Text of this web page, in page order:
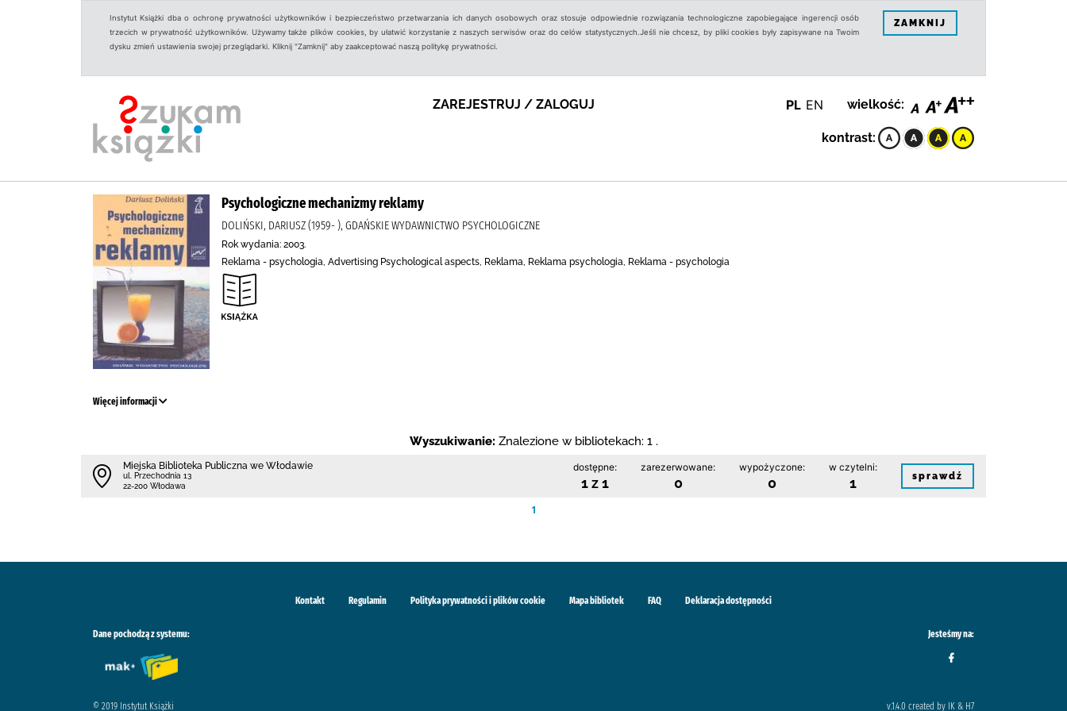
Instytut Książki dba o ochronę prywatności użytkowników i bezpieczeństwo przetwarzania ich danych osobowych oraz stosuje odpowiednie rozwiązania technologiczne zapobiegające ingerencji osób
trzecich w prywatność użytkowników. Używamy także plików cookies, by ułatwić korzystanie z naszych serwisów oraz do celów statystycznych.Jeśli nie chcesz, by pliki cookies były zapisywane na Twoim
dysku zmień ustawienia swojej przeglądarki. Kliknij "Zamknij" aby zaakceptować naszą politykę prywatności.
ZAMKNIJ
ZAREJESTRUJ / ZALOGUJ PL EN wielkość:
kontrast:
Psychologiczne mechanizmy reklamy
DOLIŃSKI, DARIUSZ (1959- ), GDAŃSKIE WYDAWNICTWO PSYCHOLOGICZNE
Rok wydania: 2003.
Reklama - psychologia, Advertising Psychological aspects, Reklama, Reklama psychologia, Reklama - psychologia
Więcej informacji
Wyszukiwanie: Znalezione w bibliotekach: 1 .
Miejska Biblioteka Publiczna we Włodawie
ul. Przechodnia 13
22-200 Włodawa
dostępne:
1 z 1
zarezerwowane:
0
wypożyczone:
0
w czytelni:
1 sprawdź
1
Kontakt Regulamin Polityka prywatności i plików cookie Mapa bibliotek FAQ Deklaracja dostępności
Dane pochodzą z systemu: Jesteśmy na:
© 2019 Instytut Książki v.1.4.0 created by IK & H7